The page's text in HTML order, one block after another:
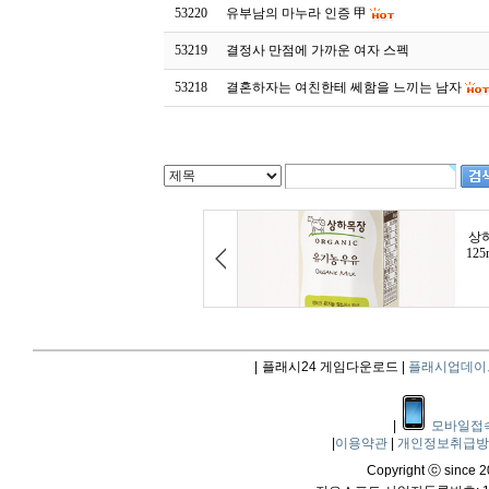
53220 유부남의 마누라 인증 甲
53219 결정사 만점에 가까운 여자 스펙
53218 결혼하자는 여친한테 쎄함을 느끼는 남자
플래시24 게임다운로드 | 플래시업데이
모바일접
이용약관
개인정보취급
Copyright ⓒ since